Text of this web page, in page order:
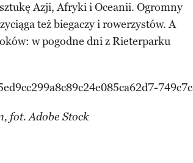
Azji, Afryki i Oceanii. Ogromny
też biegaczy i rowerzystów. A
w pogodne dni z Rieterparku
fot. Adobe Stock